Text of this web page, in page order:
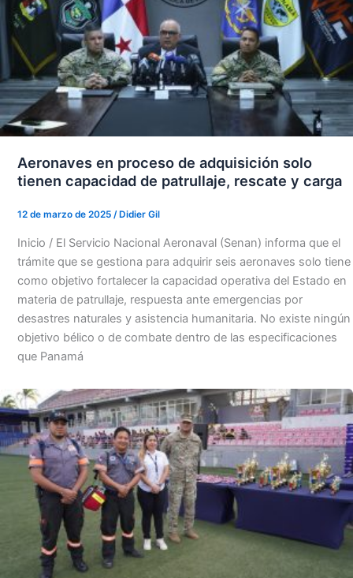
Aeronaves en proceso de adquisición solo
tienen capacidad de patrullaje, rescate y carga
12 de marzo de 2025 / Didier Gil
Inicio / El Servicio Nacional Aeronaval (Senan) informa que el
trámite que se gestiona para adquirir seis aeronaves solo tiene
como objetivo fortalecer la capacidad operativa del Estado en
materia de patrullaje, respuesta ante emergencias por
desastres naturales y asistencia humanitaria. No existe ningún
objetivo bélico o de combate dentro de las especificaciones
que Panamá